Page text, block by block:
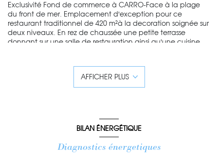
Exclusivité Fond de commerce à CARRO-Face à la plage
du front de mer. Emplacement d'exception pour ce
restaurant traditionnel de 420 m²à la decoration soignée sur
deux niveaux. En rez de chaussée une petite terrasse
donnant sur une salle de restauration ainsi qu'une cuisine
arrière cuisine , un vestiaire. 80 couverts et une ouverture du
mardi au dimanche. Sur le grand parking du traditionnel et
quotidien marché aux poissons de Carro ainsi que les
AFFICHER PLUS
BILAN ÉNERGÉTIQUE
Diagnostics énergetiques